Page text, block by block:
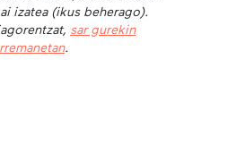
izatea (ikus beherago).
sar gurekin
.